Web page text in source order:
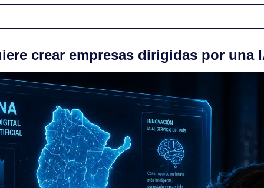
crear empresas dirigidas por una